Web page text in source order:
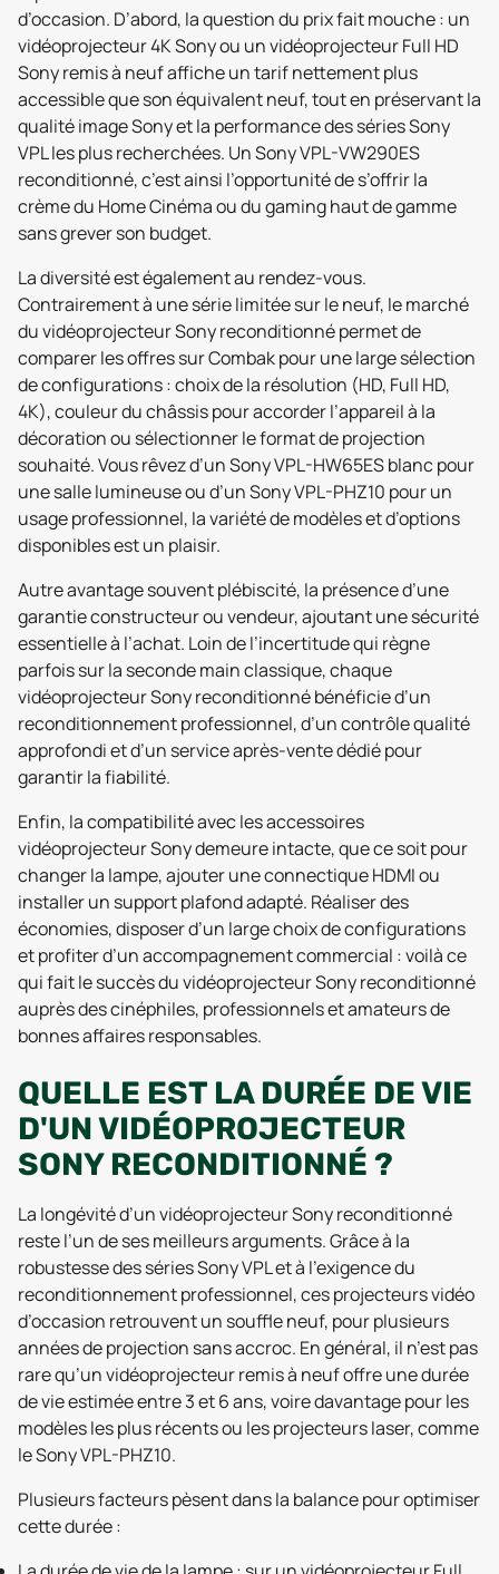
d’occasion. D’abord, la question du prix fait mouche : un
vidéoprojecteur 4K Sony ou un vidéoprojecteur Full HD
Sony remis à neuf affiche un tarif nettement plus
accessible que son équivalent neuf, tout en préservant la
qualité image Sony et la performance des séries Sony
VPL les plus recherchées. Un Sony VPL-VW290ES
reconditionné, c’est ainsi l’opportunité de s’offrir la
crème du Home Cinéma ou du gaming haut de gamme
sans grever son budget.
La diversité est également au rendez-vous.
Contrairement à une série limitée sur le neuf, le marché
du vidéoprojecteur Sony reconditionné permet de
comparer les offres sur Combak pour une large sélection
de configurations : choix de la résolution (HD, Full HD,
4K), couleur du châssis pour accorder l’appareil à la
décoration ou sélectionner le format de projection
souhaité. Vous rêvez d’un Sony VPL-HW65ES blanc pour
une salle lumineuse ou d’un Sony VPL-PHZ10 pour un
usage professionnel, la variété de modèles et d’options
disponibles est un plaisir.
Autre avantage souvent plébiscité, la présence d’une
garantie constructeur ou vendeur, ajoutant une sécurité
essentielle à l’achat. Loin de l’incertitude qui règne
parfois sur la seconde main classique, chaque
vidéoprojecteur Sony reconditionné bénéficie d’un
reconditionnement professionnel, d’un contrôle qualité
approfondi et d’un service après-vente dédié pour
garantir la fiabilité.
Enfin, la compatibilité avec les accessoires
vidéoprojecteur Sony demeure intacte, que ce soit pour
changer la lampe, ajouter une connectique HDMI ou
installer un support plafond adapté. Réaliser des
économies, disposer d’un large choix de configurations
et profiter d’un accompagnement commercial : voilà ce
qui fait le succès du vidéoprojecteur Sony reconditionné
auprès des cinéphiles, professionnels et amateurs de
bonnes affaires responsables.
QUELLE EST LA DURÉE DE VIE
D'UN VIDÉOPROJECTEUR
SONY RECONDITIONNÉ ?
La longévité d’un vidéoprojecteur Sony reconditionné
reste l’un de ses meilleurs arguments. Grâce à la
robustesse des séries Sony VPL et à l’exigence du
reconditionnement professionnel, ces projecteurs vidéo
d’occasion retrouvent un souffle neuf, pour plusieurs
années de projection sans accroc. En général, il n’est pas
rare qu’un vidéoprojecteur remis à neuf offre une durée
de vie estimée entre 3 et 6 ans, voire davantage pour les
modèles les plus récents ou les projecteurs laser, comme
le Sony VPL-PHZ10.
Plusieurs facteurs pèsent dans la balance pour optimiser
cette durée :